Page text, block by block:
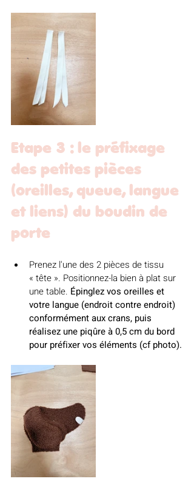
Etape 3 : le préfixage
des petites pièces
(oreilles, queue, langue
et liens) du boudin de
porte
Prenez l'une des 2 pièces de tissu
« tête ». Positionnez-la bien à plat sur
une table. Épinglez vos oreilles et
votre langue (endroit contre endroit)
conformément aux crans, puis
réalisez une piqûre à 0,5 cm du bord
pour préfixer vos éléments (cf photo).